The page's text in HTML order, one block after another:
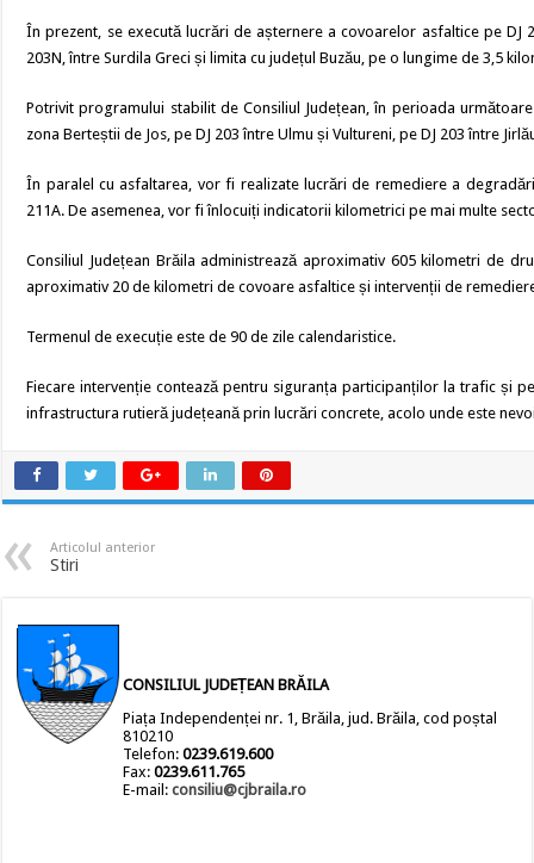
În prezent, se execută lucrări de așternere a covoarelor asfaltice pe
203N, între Surdila Greci și limita cu județul Buzău, pe o lungime de 3,5
Potrivit programului stabilit de Consiliul Județean, în perioada
zona Berteștii de Jos, pe DJ 203 între Ulmu și Vultureni, pe DJ 203 între
În paralel cu asfaltarea, vor fi realizate lucrări de remediere a
211A. De asemenea, vor fi înlocuiți indicatorii kilometrici pe mai multe
Consiliul Județean Brăila administrează aproximativ 605 kilometri de
aproximativ 20 de kilometri de covoare asfaltice și intervenții de
Termenul de execuție este de 90 de zile calendaristice.
Fiecare intervenție contează pentru siguranța participanților la trafic și
infrastructura rutieră județeană prin lucrări concrete, acolo unde este
Articolul anterior
Stiri
CONSILIUL JUDEȚEAN BRĂILA
Piața Independenței nr. 1, Brăila, jud. Brăila, cod poștal
810210
Telefon:0239.619.600
Fax:0239.611.765
E-mail:consiliu@cjbraila.ro